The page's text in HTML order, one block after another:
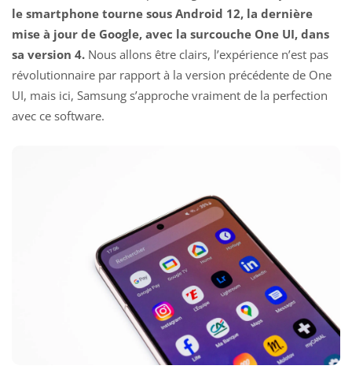
le smartphone tourne sous Android 12, la dernière
mise à jour de Google, avec la surcouche One UI, dans
sa version 4. Nous allons être clairs, l’expérience n’est pas
révolutionnaire par rapport à la version précédente de One
UI, mais ici, Samsung s’approche vraiment de la perfection
avec ce software.